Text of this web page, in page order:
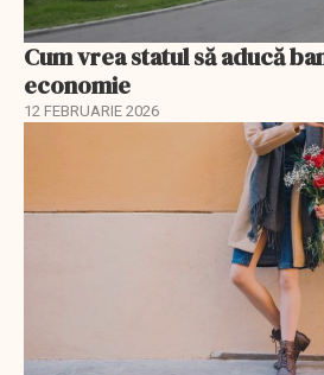
Cum vrea statul să aducă
economie
12 FEBRUARIE 2026